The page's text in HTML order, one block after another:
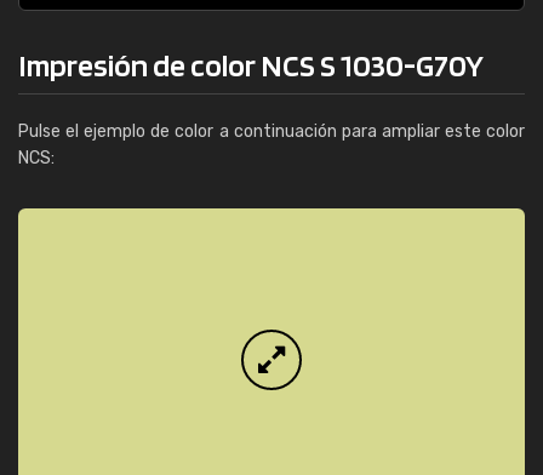
Impresión de color NCS S 1030-G70Y
Pulse el ejemplo de color a continuación para ampliar este color
NCS: